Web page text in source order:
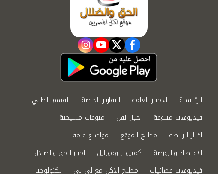
facebook
twitter
youtube
instagram
الرئيسية الاخبار العامة التقارير الخاصة
القسم الطبي
فيديوهات متنوعة
اخبار الفن
منوعات مسيحية
اخبار الرياضة
مطبخ الموقع
مواضيع عامة
الاقتصاد والبورصة
كمبيوتر وموبايل
اخبار الحق والضلال
فيديوهات فضائيات
مطبخ الاكل مع لى لى تكنولوجيا